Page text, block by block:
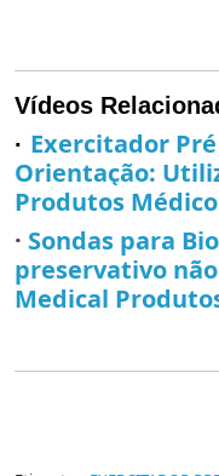
Vídeos
· Exercitador
Orientação:
Produtos
· Sondas para
preservativo
Medical